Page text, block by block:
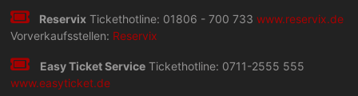
ReservixTickethotline: 01806 - 700 733 www.reservix.de
Vorverkaufsstellen: Reservix
Easy Ticket ServiceTickethotline: 0711-2555 555
www.easyticket.de